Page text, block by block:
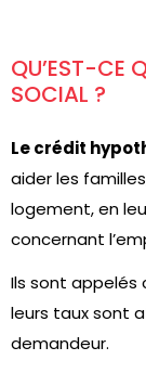
QU’EST-CE
SOCIAL ?
Le crédit
aider les
logement, en
concernant
Ils sont appelés
leurs taux sont
demandeur.